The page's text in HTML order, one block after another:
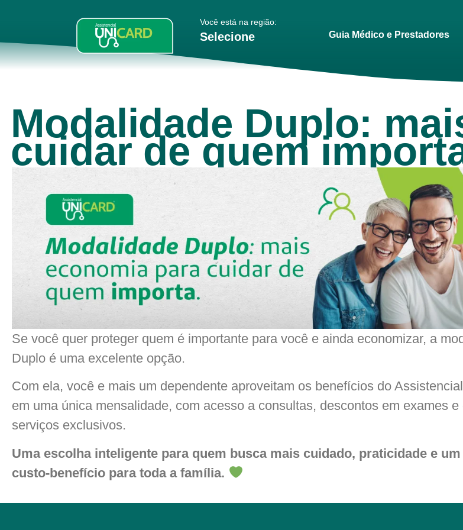
Você está na região:
Selecione Guia Médico e Prestadores
Modalidade Duplo:
cuidar de quem
Se você quer proteger quem é importante para você e ainda economizar, a
Duplo é uma excelente opção.
Com ela, você e mais um dependente aproveitam os benefícios do
em uma única mensalidade, com acesso a consultas, descontos em exames e
serviços exclusivos.
Uma escolha inteligente para quem busca mais cuidado, praticidade e
custo-benefício para toda a família.